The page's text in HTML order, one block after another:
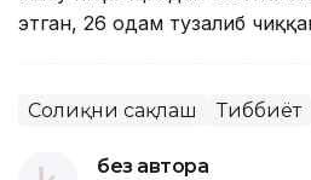
этган, 26 одам тузалиб
Соғлиқни сақлаш Тиббиёт
без автора